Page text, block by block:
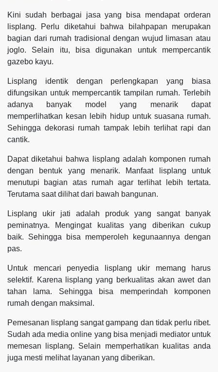
Kini sudah berbagai jasa yang bisa mendapat orderan
lisplang. Perlu diketahui bahwa bilahpapan merupakan
bagian dari rumah tradisional dengan wujud limasan atau
joglo. Selain itu, bisa digunakan untuk mempercantik
gazebo kayu.
Lisplang identik dengan perlengkapan yang biasa
difungsikan untuk mempercantik tampilan rumah. Terlebih
adanya banyak model yang menarik dapat
memperlihatkan kesan lebih hidup untuk suasana rumah.
Sehingga dekorasi rumah tampak lebih terlihat rapi dan
cantik.
Dapat diketahui bahwa lisplang adalah komponen rumah
dengan bentuk yang menarik. Manfaat lisplang untuk
menutupi bagian atas rumah agar terlihat lebih tertata.
Terutama saat dilihat dari bawah bangunan.
Lisplang ukir jati adalah produk yang sangat banyak
peminatnya. Mengingat kualitas yang diberikan cukup
baik. Sehingga bisa memperoleh kegunaannya dengan
pas.
Untuk mencari penyedia lisplang ukir memang harus
selektif. Karena lisplang yang berkualitas akan awet dan
tahan lama. Sehingga bisa memperindah komponen
rumah dengan maksimal.
Pemesanan lisplang sangat gampang dan tidak perlu ribet.
Sudah ada media online yang bisa menjadi mediator untuk
memesan lisplang. Selain memperhatikan kualitas anda
juga mesti melihat layanan yang diberikan.